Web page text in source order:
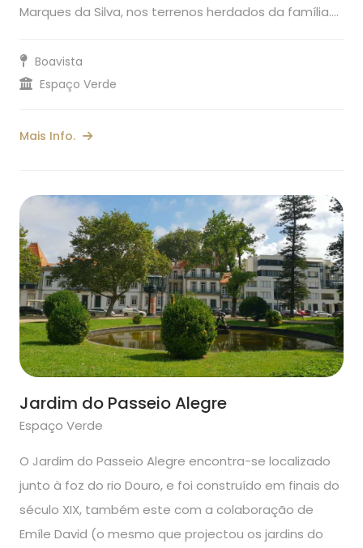
Marques da Silva, nos terrenos herdados da família.…
Boavista
Espaço Verde
Mais Info.
Jardim do Passeio Alegre
Espaço Verde
O Jardim do Passeio Alegre encontra-se localizado
junto à foz do rio Douro, e foi construído em finais do
século XIX, também este com a colaboração de
Emíle David (o mesmo que projectou os jardins do